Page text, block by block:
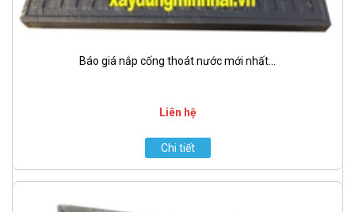
Báo giá nắp cống thoát nước mới nhất...
Liên hệ
Chi tiết